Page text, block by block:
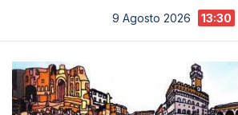
contenuto
9 Agosto 2026 13:30